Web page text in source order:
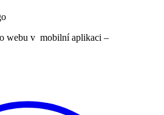
webu v mobilní aplikaci –